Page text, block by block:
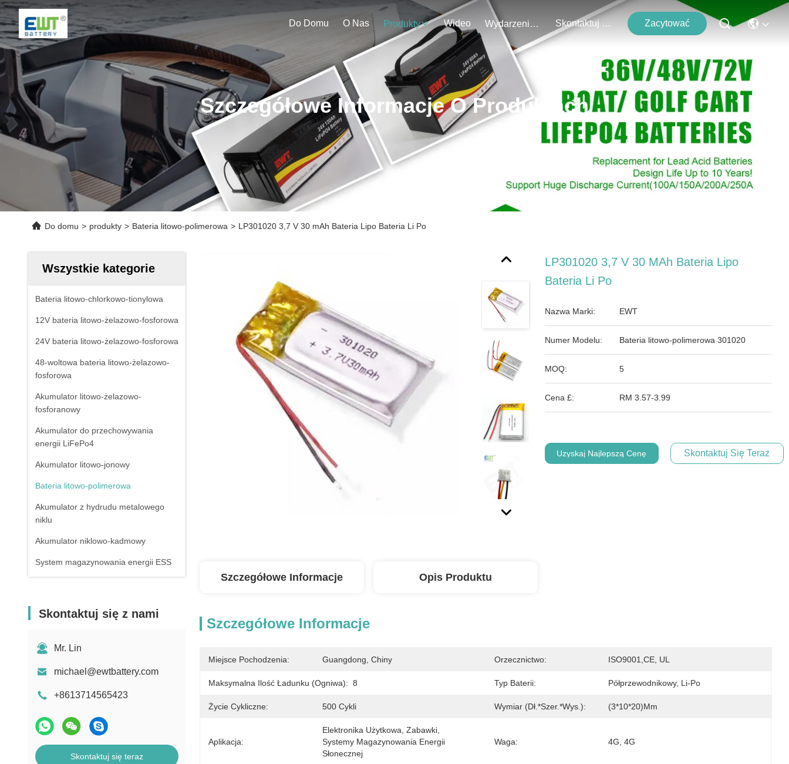
Do Domu O Nas Produkty Wideo Wydarzenia Skontaktuj Się Z Nami Zacytować
Szczegółowe Informacje O Produktach
Do domu > produkty > Bateria litowo-polimerowa > LP301020 3,7 V 30 mAh Bateria Lipo Bateria Li Po
Wszystkie kategorie
Bateria litowo-chlorkowo-tionylowa
12V bateria litowo-żelazowo-fosforowa
24V bateria litowo-żelazowo-fosforowa
48-woltowa bateria litowo-żelazowo-
fosforowa
Akumulator litowo-żelazowo-
fosforanowy
Akumulator do przechowywania
energii LiFePo4
Akumulator litowo-jonowy
Bateria litowo-polimerowa
Akumulator z hydrudu metalowego
niklu
Akumulator niklowo-kadmowy
System magazynowania energii ESS
Skontaktuj się z nami
Mr. Lin
michael@ewtbattery.com
+8613714565423
Skontaktuj się teraz
LP301020 3,7 V 30 MAh Bateria Lipo
Bateria Li Po
Nazwa Marki: EWT
Numer Modelu: Bateria litowo-polimerowa 301020
MOQ: 5
Cena £: RM 3.57-3.99
Uzyskaj Najlepszą Cenę Skontaktuj Się Teraz
Szczegółowe Informacje Opis Produktu
Szczegółowe Informacje
Miejsce Pochodzenia: Guangdong, Chiny Orzecznictwo: ISO9001,CE, UL
Maksymalna Ilość Ładunku (ogniwa): 8 Typ Baterii: Półprzewodnikowy, Li-Po
Życie Cykliczne: 500 Cykli Wymiar (dł.*szer.*wys.): (3*10*20)mm
Aplikacja:
Elektronika Użytkowa, Zabawki,
Systemy Magazynowania Energii
Słonecznej
Waga: 4G, 4G